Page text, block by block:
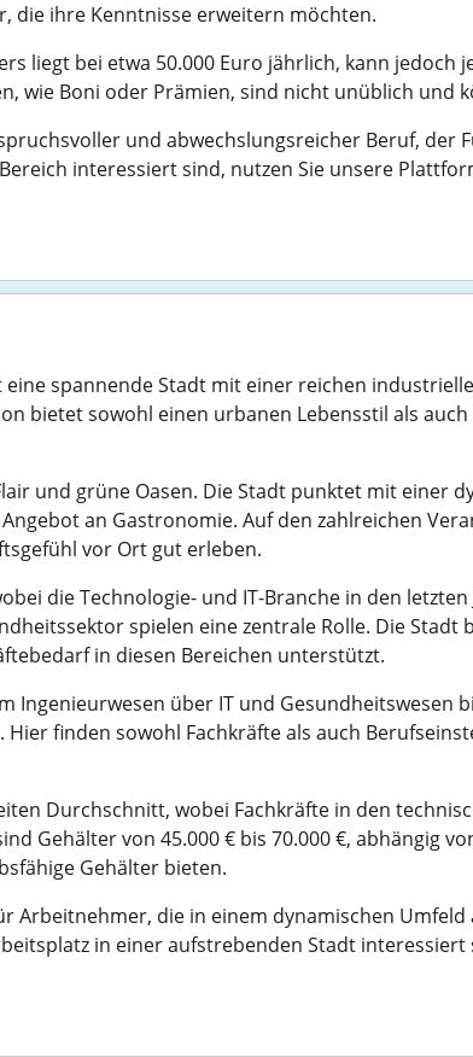
die ihre Kenntnisse erweitern möchten.
liegt bei etwa 50.000 Euro jährlich, kann jedoch
wie Boni oder Prämien, sind nicht unüblich
und abwechslungsreicher Beruf, der
interessiert sind, nutzen Sie unsere
spannende Stadt mit einer reichen
bietet sowohl einen urbanen Lebensstil als
und grüne Oasen. Die Stadt punktet mit einer
an Gastronomie. Auf den zahlreichen
vor Ort gut erleben.
die Technologie- und IT-Branche in den
spielen eine zentrale Rolle. Die
in diesen Bereichen unterstützt.
Ingenieurwesen über IT und Gesundheitswesen
finden sowohl Fachkräfte als auch
Durchschnitt, wobei Fachkräfte in den
Gehälter von 45.000 € bis 70.000 €, abhängig
Gehälter bieten.
die in einem dynamischen
in einer aufstrebenden Stadt